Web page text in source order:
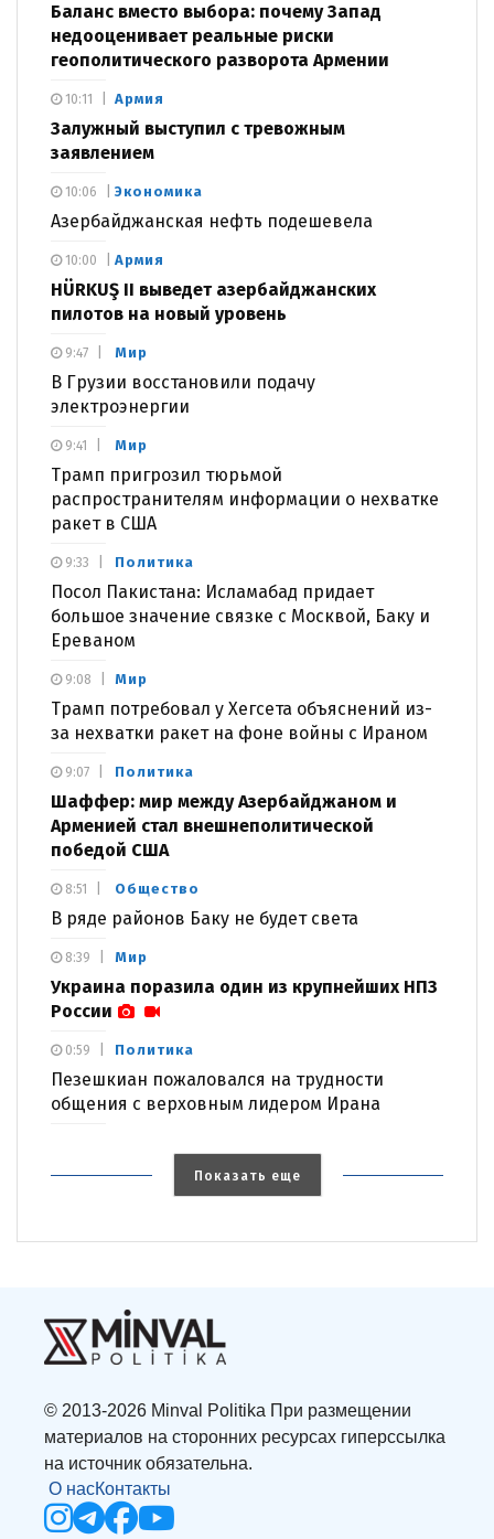
Баланс вместо выбора: почему Запад
недооценивает реальные риски
геополитического разворота Армении
Армия
Залужный выступил с тревожным
заявлением
10:11
Экономика
Азербайджанская нефть подешевела
10:06
Армия
HÜRKUŞ II выведет азербайджанских
пилотов на новый уровень
10:00
Мир
В Грузии восстановили подачу
электроэнергии
9:47
Мир
Трамп пригрозил тюрьмой
распространителям информации о нехватке
ракет в США
9:41
Политика
Посол Пакистана: Исламабад придает
большое значение связке с Москвой, Баку и
Ереваном
9:33
Мир
Трамп потребовал у Хегсета объяснений из-
за нехватки ракет на фоне войны с Ираном
9:08
Политика
Шаффер: мир между Азербайджаном и
Арменией стал внешнеполитической
победой США
9:07
Общество
В ряде районов Баку не будет света
8:51
Мир
Украина поразила один из крупнейших НПЗ
России
8:39
Политика
Пезешкиан пожаловался на трудности
общения с верховным лидером Ирана
0:59
Показать еще
© 2013-2026 Minval Politika При размещении
материалов на сторонних ресурсах гиперссылка
на источник обязательна.
О насКонтакты